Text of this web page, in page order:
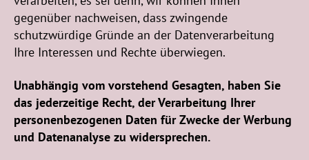
gegenüber nachweisen, dass zwingende
schutzwürdige Gründe an der Datenverarbeitung
Ihre Interessen und Rechte überwiegen.
Unabhängig vom vorstehend Gesagten, haben Sie
das jederzeitige Recht, der Verarbeitung Ihrer
personenbezogenen Daten für Zwecke der Werbung
und Datenanalyse zu widersprechen.